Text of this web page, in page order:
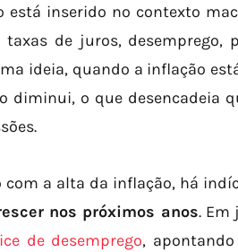
está inserido no contexto
taxas de juros, desemprego,
ideia, quando a inflação
diminui, o que desencadeia
com a alta da inflação, há
nos próximos anos. Em
de desemprego,